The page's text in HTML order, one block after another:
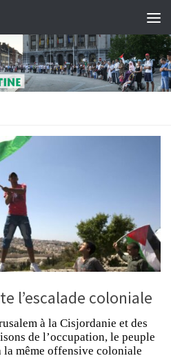
l’escalade coloniale
à la Cisjordanie et des
de l’occupation, le peuple
même offensive coloniale